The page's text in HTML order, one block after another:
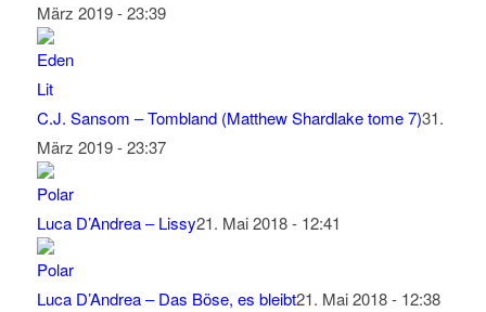
März 2019 - 23:39
C.J. Sansom – Tombland (Matthew Shardlake tome 7)31.
März 2019 - 23:37
Luca D’Andrea – Lissy21. Mai 2018 - 12:41
Luca D’Andrea – Das Böse, es bleibt21. Mai 2018 - 12:38